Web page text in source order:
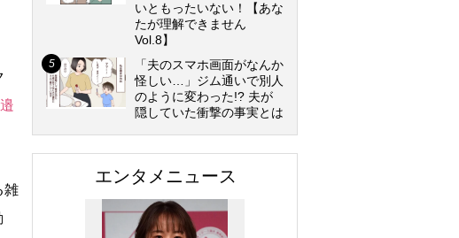
雑
いともったいない！【あな
たが理解できません
Vol.8】
「夫のスマホ画面がなんか
怪しい…」ジム通いで別人
のように変わった!? 夫が
隠していた衝撃の事実とは
エンタメニュース